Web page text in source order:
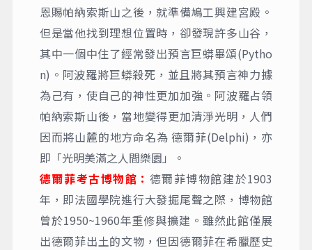
恩賜帕納索斯山之後，就準備鳩工興建宮殿。
但是當他找到理想位置時，卻發現許多山谷，
其中一個中住了經常發出預言巨蟒畢頌(Pytho
n)。阿波羅將巨蟒殺死，並且將其預言神力據
為己有，使自己的神性更加加強。阿波羅占領
帕納索斯山後，當地變得更加清淨光明，人們
因而將山麓的地方命名為 德爾菲(Delphi)，亦
即「光明美滿之人間樂園」。
德爾菲考古博物館： 德爾菲博物館建於1903
年，即法國學院進行大發掘尾聲之際，博物館
曾於1950~1960年重修與擴建。雖然此館僅展
出德爾菲出土的文物，但因德爾菲在希臘歷史